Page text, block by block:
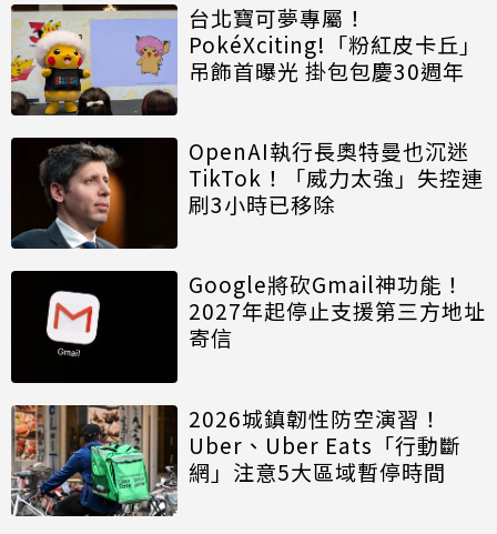
台北寶可夢專屬！
PokéXciting!「粉紅皮卡丘」
吊飾首曝光 掛包包慶30週年
OpenAI執行長奧特曼也沉迷
TikTok！「威力太強」失控連
刷3小時已移除
Google將砍Gmail神功能！
2027年起停止支援第三方地址
寄信
2026城鎮韌性防空演習！
Uber、Uber Eats「行動斷
網」注意5大區域暫停時間